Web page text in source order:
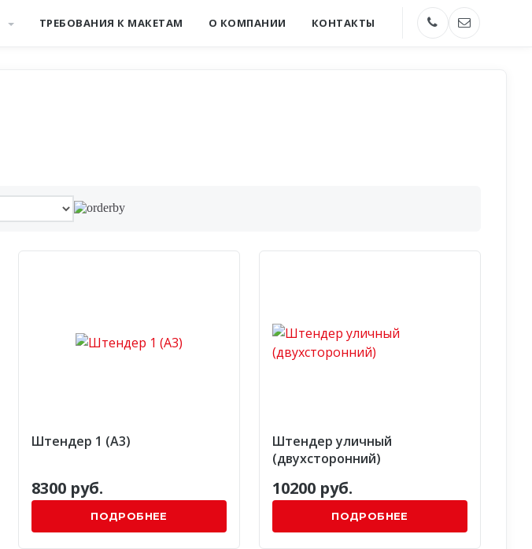
ТРЕБОВАНИЯ К МАКЕТАМ О КОМПАНИИ КОНТАКТЫ
Штендер 1 (А3)
8300 руб.
ПОДРОБНЕЕ
Штендер уличный
(двухсторонний)
10200 руб.
ПОДРОБНЕЕ